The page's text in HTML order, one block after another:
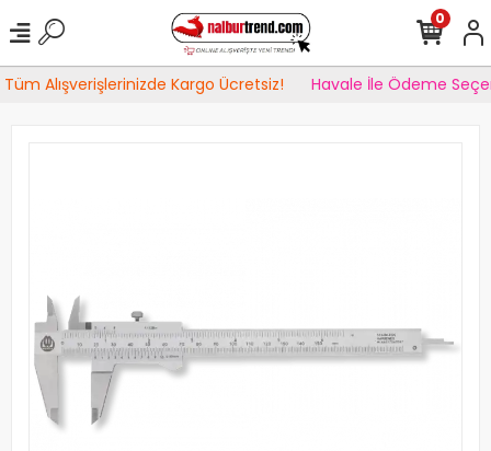
Alışverişlerinizde Kargo Ücretsiz! Havale İle Ödeme
0